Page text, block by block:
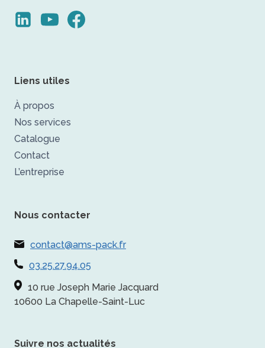
Liens utiles
À propos
Nos services
Catalogue
Contact
L’entreprise
Nous contacter
contact@ams-pack.fr
03.25.27.94.05
10 rue Joseph Marie Jacquard
10600 La Chapelle-Saint-Luc
Suivre nos actualités